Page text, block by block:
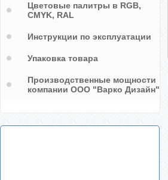
Цветовые палитры в RGB,
CMYK, RAL
Инструкции по эксплуатации
Упаковка товара
Производственные мощности
компании ООО "Варко Дизайн"